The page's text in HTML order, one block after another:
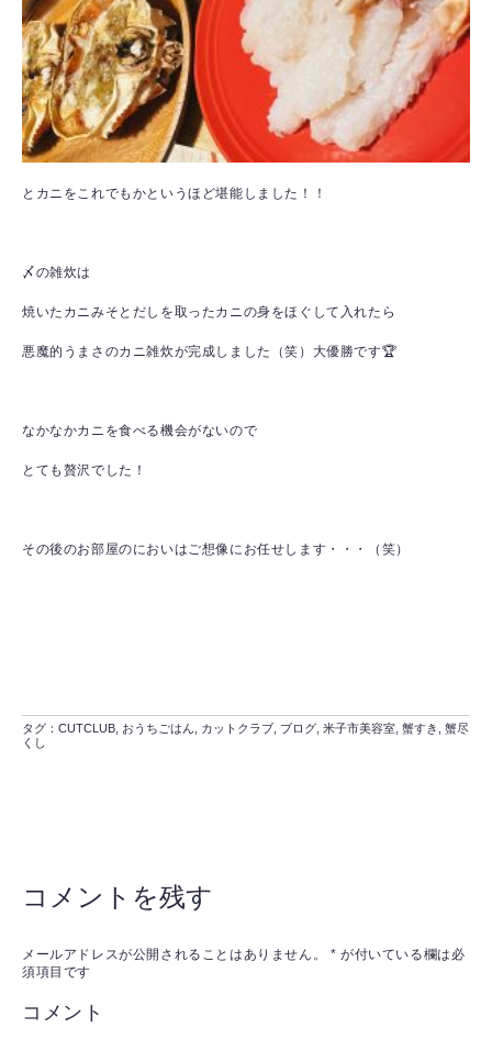
とカニをこれでもかというほど堪能しました！！
〆の雑炊は
焼いたカニみそとだしを取ったカニの身をほぐして入れたら
悪魔的うまさのカニ雑炊が完成しました（笑）大優勝です🏆
なかなかカニを食べる機会がないので
とても贅沢でした！
その後のお部屋のにおいはご想像にお任せします・・・（笑）
タグ： CUTCLUB おうちごはん カットクラブ ブログ 米子市美容室 蟹すき
蟹尽
くし
コメントを残す
メールアドレスが公開されることはありません。 * が付いている欄は必
須項目です
コメント